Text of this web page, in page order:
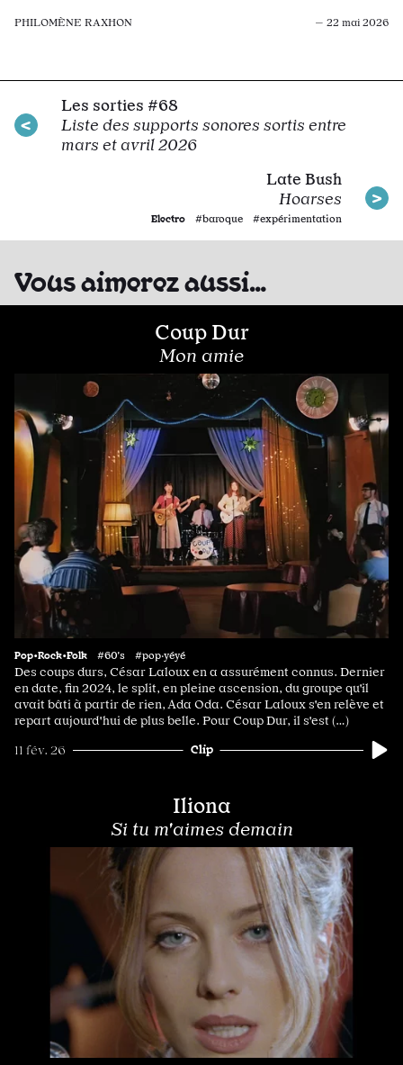
PHILOMÈNE RAXHON — 22 mai 2026
Les sorties #68
Liste des supports sonores sortis entre
mars et avril 2026
Late Bush
Hoarses
Electro #baroque #expérimentation
Vous aimerez aussi…
Coup Dur
Mon amie
Pop•Rock•Folk #60's #pop·yéyé
Des coups durs, César Laloux en a assurément connus. Dernier
en date, fin 2024, le split, en pleine ascension, du groupe qu'il
avait bâti à partir de rien, Ada Oda. César Laloux s'en relève et
repart aujourd'hui de plus belle. Pour Coup Dur, il s'est (…)
11 fév. 26 Clip
Iliona
Si tu m'aimes demain